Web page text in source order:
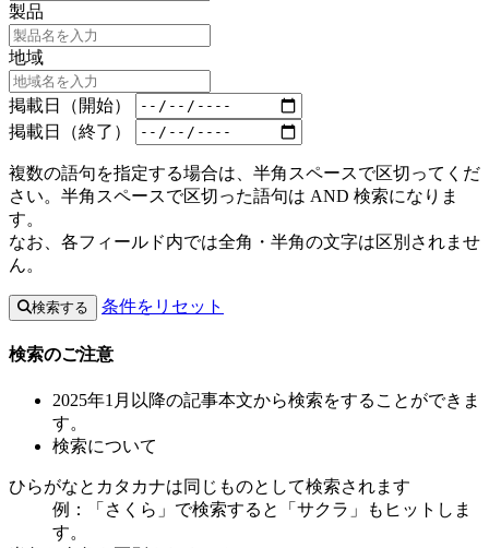
製品
地域
掲載日（開始）
掲載日（終了）
複数の語句を指定する場合は、半角スペースで区切ってくだ
さい。半角スペースで区切った語句は AND 検索になりま
す。
なお、各フィールド内では全角・半角の文字は区別されませ
ん。
検索する 条件をリセット
検索のご注意
2025年1月以降の記事本文から検索をすることができま
す。
検索について
ひらがなとカタカナは同じものとして検索されます
例：「さくら」で検索すると「サクラ」もヒットしま
す。